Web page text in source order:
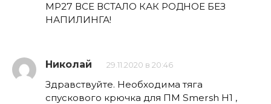
МР27 ВСЕ ВСТАЛО КАК РОДНОЕ БЕЗ
НАПИЛИНГА!
Николай 29.11.2020 в 20:46
Здравствуйте. Необходима тяга
спускового крючка для ПМ Smersh H1 ,